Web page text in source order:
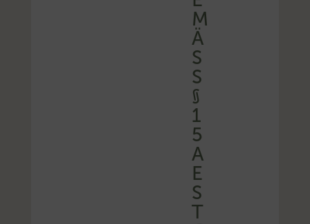
M
Ä
SS
§
1
5
A
E
S
T
G